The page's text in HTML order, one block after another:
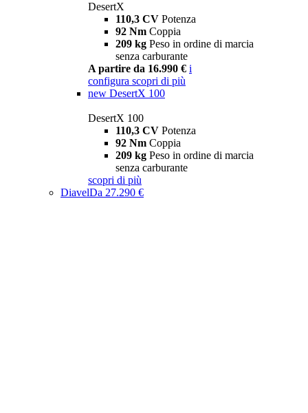
DesertX
110,3 CV Potenza
92 Nm Coppia
209 kg Peso in ordine di marcia
senza carburante
A partire da 16.990 € i
configura scopri di più
new DesertX 100
DesertX 100
110,3 CV Potenza
92 Nm Coppia
209 kg Peso in ordine di marcia
senza carburante
scopri di più
DiavelDa 27.290 €